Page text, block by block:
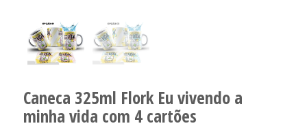
Caneca 325ml Flork Eu vivendo a
minha vida com 4 cartões